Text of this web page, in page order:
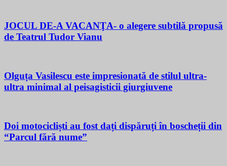
JOCUL DE-A VACANŢA- o alegere subtilă propusă
de Teatrul Tudor Vianu
Olguța Vasilescu este impresionată de stilul ultra-
ultra minimal al peisagisticii giurgiuvene
Doi motocicliști au fost dați dispăruți în boscheții din
“Parcul fără nume”